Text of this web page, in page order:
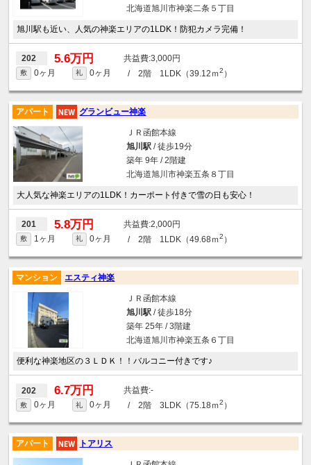
北海道旭川市神楽二条５丁目
旭川駅も近い、人気の神楽エリアの1LDK！防犯カメラ完備！
202 5.6万円 3,000円
敷 0ヶ月 礼 0ヶ月 / 2階 1LDK（39.12ｍ2 ）
アパート グランビュー神楽
ＪＲ函館本線
旭川駅/ 徒歩19分
築年 9年 / 2階建
北海道旭川市神楽五条８丁目
大人気な神楽エリアの1LDK！カーポート付きで雪の日も安心！
201 5.8万円 2,000円
敷 1ヶ月 礼 0ヶ月 / 2階 1LDK（49.68ｍ2 ）
マンション エスティ神楽
ＪＲ函館本線
旭川駅/ 徒歩18分
築年 25年 / 3階建
北海道旭川市神楽五条６丁目
便利な神楽地区の３ＬＤＫ！！バルコニー付きです♪
202 6.7万円 -
敷 0ヶ月 礼 0ヶ月 / 2階 3LDK（75.18ｍ2 ）
アパート トアリス